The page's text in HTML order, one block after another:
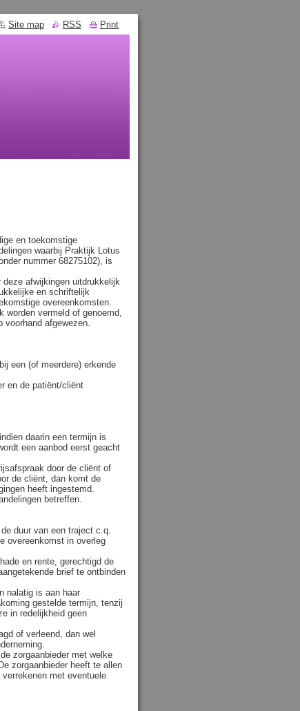
en toekomstige
waarbij Praktijk Lotus
nummer 68275102), is
afwijkingen uitdrukkelijk
en schriftelijk
overeenkomsten.
worden vermeld of genoemd,
voorhand afgewezen.
een (of meerdere) erkende
en de patiënt/cliënt
daarin een termijn is
een aanbod eerst geacht
door de cliënt of
de cliënt, dan komt de
heeft ingestemd.
betreffen.
duur van een traject c.q.
overeenkomst in overleg
en rente, gerechtigd de
brief te ontbinden
nalatig is aan haar
gestelde termijn, tenzij
in redelijkheid geen
of verleend, dan wel
zorgaanbieder met welke
zorgaanbieder heeft te allen
met eventuele
Site map RSS Print